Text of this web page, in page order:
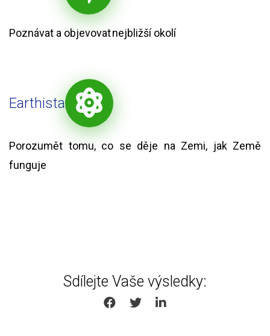
Poznávat a objevovat nejbližší okolí
Earthista
Porozumět tomu, co se děje na Zemi, jak Země
funguje
Sdílejte Vaše výsledky:
SHARE ON FACEBOOK
SHARE ON TWITTER
SHARE ON LINKEDIN